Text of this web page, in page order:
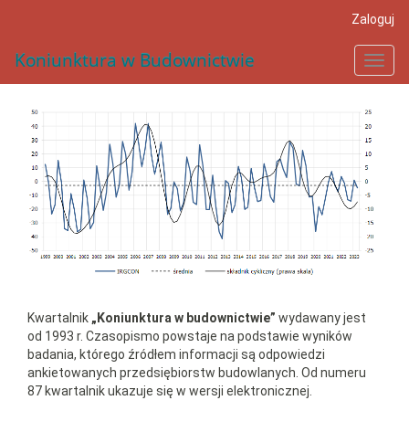
##plugins.themes.bootstrap3.accessible_menu.sidebar##
Zaloguj
Koniunktura w Budownictwie
Kwartalnik „Koniunktura w budownictwie” wydawany jest
od 1993 r. Czasopismo powstaje na podstawie wyników
badania, którego źródłem informacji są odpowiedzi
ankietowanych przedsiębiorstw budowlanych. Od numeru
87 kwartalnik ukazuje się w wersji elektronicznej.